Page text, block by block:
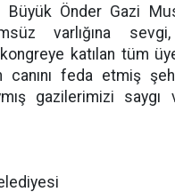
Büyük Önder Gazi
varlığına
katılan tüm
canını feda etmiş
gazilerimizi saygı